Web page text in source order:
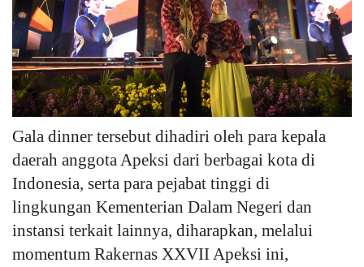
Gala dinner tersebut dihadiri oleh para kepala
daerah anggota Apeksi dari berbagai kota di
Indonesia, serta para pejabat tinggi di
lingkungan Kementerian Dalam Negeri dan
instansi terkait lainnya, diharapkan, melalui
momentum Rakernas XXVII Apeksi ini,